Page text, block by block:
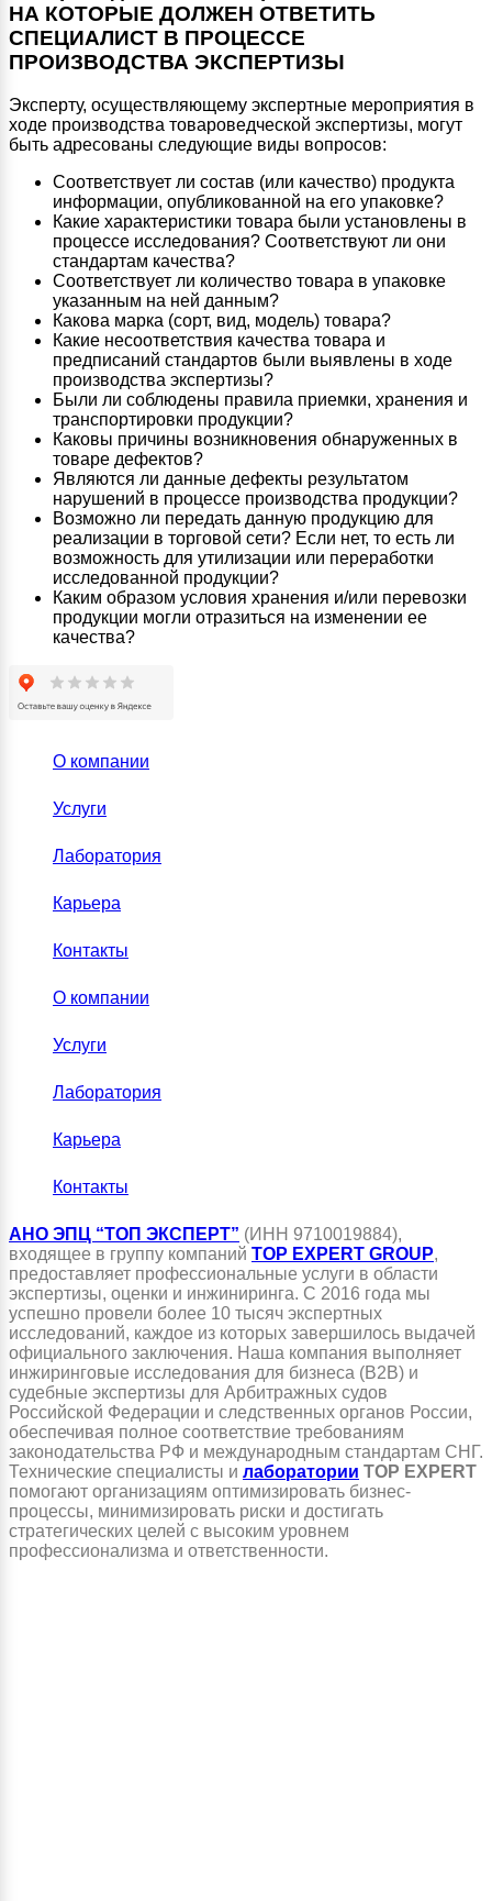
НА КОТОРЫЕ ДОЛЖЕН ОТВЕТИТЬ
СПЕЦИАЛИСТ В ПРОЦЕССЕ
ПРОИЗВОДСТВА ЭКСПЕРТИЗЫ
Эксперту, осуществляющему экспертные мероприятия в
ходе производства товароведческой экспертизы, могут
быть адресованы следующие виды вопросов:
Соответствует ли состав (или качество) продукта
информации, опубликованной на его упаковке?
Какие характеристики товара были установлены в
процессе исследования? Соответствуют ли они
стандартам качества?
Соответствует ли количество товара в упаковке
указанным на ней данным?
Какова марка (сорт, вид, модель) товара?
Какие несоответствия качества товара и
предписаний стандартов были выявлены в ходе
производства экспертизы?
Были ли соблюдены правила приемки, хранения и
транспортировки продукции?
Каковы причины возникновения обнаруженных в
товаре дефектов?
Являются ли данные дефекты результатом
нарушений в процессе производства продукции?
Возможно ли передать данную продукцию для
реализации в торговой сети? Если нет, то есть ли
возможность для утилизации или переработки
исследованной продукции?
Каким образом условия хранения и/или перевозки
продукции могли отразиться на изменении ее
качества?
О компании
Услуги
Лаборатория
Карьера
Контакты
О компании
Услуги
Лаборатория
Карьера
Контакты
АНО ЭПЦ “ТОП ЭКСПЕРТ” (ИНН 9710019884),
входящее в группу компаний TOP EXPERT GROUP,
предоставляет профессиональные услуги в области
экспертизы, оценки и инжиниринга. С 2016 года мы
успешно провели более 10 тысяч экспертных
исследований, каждое из которых завершилось выдачей
официального заключения. Наша компания выполняет
инжиринговые исследования для бизнеса (B2B) и
судебные экспертизы для Арбитражных судов
Российской Федерации и следственных органов России,
обеспечивая полное соответствие требованиям
законодательства РФ и международным стандартам СНГ.
Технические специалисты и лаборатории TOP EXPERT
помогают организациям оптимизировать бизнес-
процессы, минимизировать риски и достигать
стратегических целей с высоким уровнем
профессионализма и ответственности.